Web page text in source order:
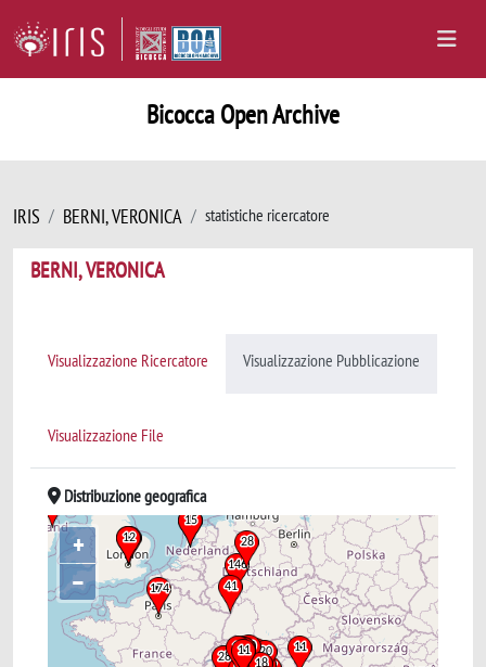
Bicocca Open Archive
IRIS BERNI, VERONICA statistiche ricercatore
BERNI, VERONICA
Visualizzazione Ricercatore Visualizzazione Pubblicazione
Visualizzazione File
Distribuzione geografica
+
–